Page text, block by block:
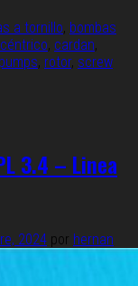
a tornillo, bombas
, cardan,
pumps, rotor, screw
3.4 – Linea
2024 por hernan